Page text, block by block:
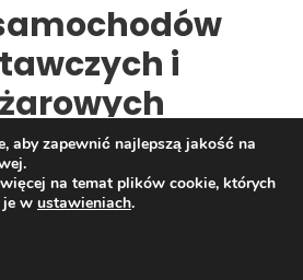
i
aby zapewnić najlepszą jakość na
na temat plików cookie, których
je w ustawieniach.